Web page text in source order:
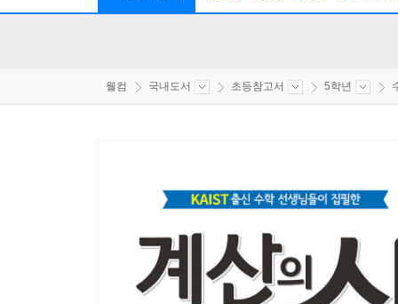
웰컴 국내도서 초등참고서 5학년